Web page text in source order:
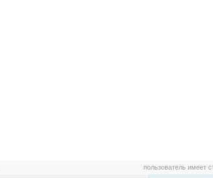
пользователь имеет